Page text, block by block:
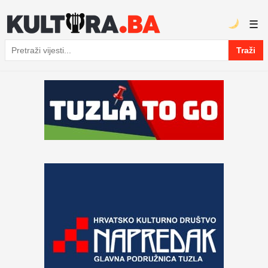
Pretraga
Traži
☰